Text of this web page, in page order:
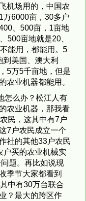
机场用的，中国农
万6000亩，30多户
、500亩，1亩地
500亩地就是20、
能用，都能用。5
美国、澳大利
5万5千亩地，但是
农业机器都能用。
怎么办？松江人有
农业机器，那我看
民，这其中有7户
7户农民成立一个
社的其他33户农民
户买的农业机械实
题。再比如说现
季节大家都看到
中有30万台联合
？最大的跨区作